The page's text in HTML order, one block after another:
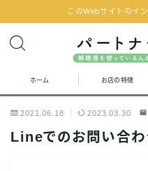
このWebサイトのイ
MENU
お問い合わせ
お店の特徴
ホーム お店の特徴
2021.06.18 2023.03.30
Lineでのお問い合わ